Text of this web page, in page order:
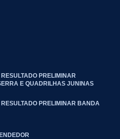
PRELIMINAR
E QUADRILHAS JUNINAS
PRELIMINAR BANDA